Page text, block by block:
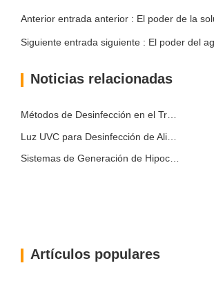
Noticias relacionadas
Métodos de Desinfección en el Tratamiento del Agua
Artículos populares